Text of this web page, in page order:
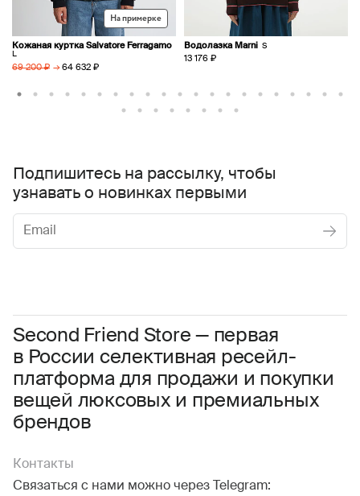
На примерке
Кожаная куртка Salvatore Ferragamo
L
69 200 ₽ → 64 632 ₽
Водолазка Marni S
13 176 ₽
Second Friend Store — первая
в России селективная ресейл-
платформа для продажи и покупки
вещей люксовых и премиальных
брендов
Контакты
Связаться с нами можно через Telegram:
Подпишитесь на рассылку, чтобы
узнавать о новинках первыми
Соглашаюсь с условиями Пользовательского соглашения
Даю согласие на получение рекламной информации.